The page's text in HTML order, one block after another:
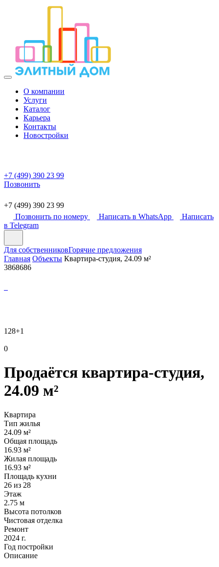
О компании
Услуги
Каталог
Карьера
Контакты
Новостройки
+7 (499) 390 23 99
Позвонить
+7 (499) 390 23 99
Позвонить по номеру
Написать в WhatsApp
Написать
в Telegram
Для собственниковГорячие предложения
Главная Объекты Квартира-студия, 24.09 м²
3868686
128+1
0
Продаётся квартира-студия,
24.09 м²
Квартира
Тип жилья
24.09 м²
Общая площадь
16.93 м²
Жилая площадь
16.93 м²
Площадь кухни
26 из 28
Этаж
2.75 м
Высота потолков
Чистовая отделка
Ремонт
2024 г.
Год постройки
Описание